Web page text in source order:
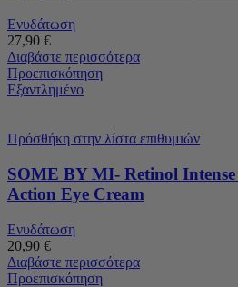
Ενυδάτωση
27,90 €
Διαβάστε περισσότερα
Προεπισκόπηση
Εξαντλημένο
Πρόσθήκη στην λίστα επιθυμιών
SOME BY MI- Retinol
Action Eye Cream
Ενυδάτωση
20,90 €
Διαβάστε περισσότερα
Προεπισκόπηση